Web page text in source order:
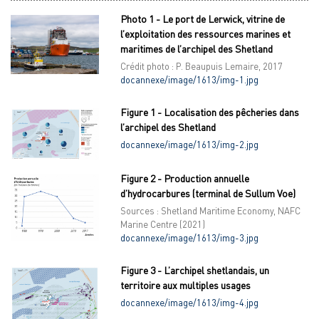
Photo 1 - Le port de Lerwick, vitrine de
l’exploitation des ressources marines et
maritimes de l’archipel des Shetland
Crédit photo : P. Beaupuis Lemaire, 2017
docannexe/image/1613/img-1.jpg
Figure 1 - Localisation des pêcheries dans
l’archipel des Shetland
docannexe/image/1613/img-2.jpg
Figure 2 - Production annuelle
d’hydrocarbures (terminal de Sullum Voe)
Sources : Shetland Maritime Economy, NAFC
Marine Centre (2021)
docannexe/image/1613/img-3.jpg
Figure 3 - L’archipel shetlandais, un
territoire aux multiples usages
docannexe/image/1613/img-4.jpg